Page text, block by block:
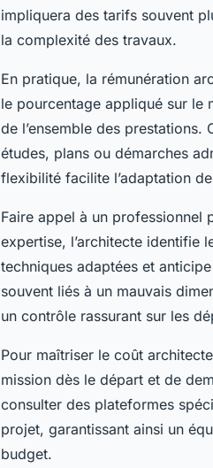
impliquera des tarifs souvent
la complexité des travaux.
En pratique, la rémunération
le pourcentage appliqué sur le
de l’ensemble des
études, plans ou démarches
flexibilité facilite l’adaptation
Faire appel à un professionnel
expertise, l’architecte identifie
techniques adaptées et
souvent liés à un mauvais
un contrôle rassurant sur les
Pour maîtriser le coût
mission dès le départ et de
consulter des plateformes
projet, garantissant ainsi un
budget.